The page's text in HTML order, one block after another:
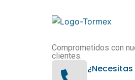
Comprometidos con
clientes.